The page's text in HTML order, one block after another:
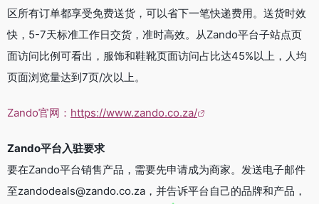
区所有订单都享受免费送货，可以省下一笔快递费用。送货时效
快，5-7天标准工作日交货，准时高效。从Zando平台子站点页
面访问比例可看出，服饰和鞋靴页面访问占比达45%以上，人均
页面浏览量达到7页/次以上。
Zando官网： https://www.zando.co.za/
Zando平台入驻要求
要在Zando平台销售产品，需要先申请成为商家。发送电子邮件
至zandodeals@zando.co.za，并告诉平台自己的品牌和产品，